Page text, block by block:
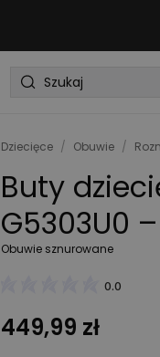
Dziecięce / Obuwie /
Buty
G5303U0
Obuwie sznurowane
0.0
449,99 zł